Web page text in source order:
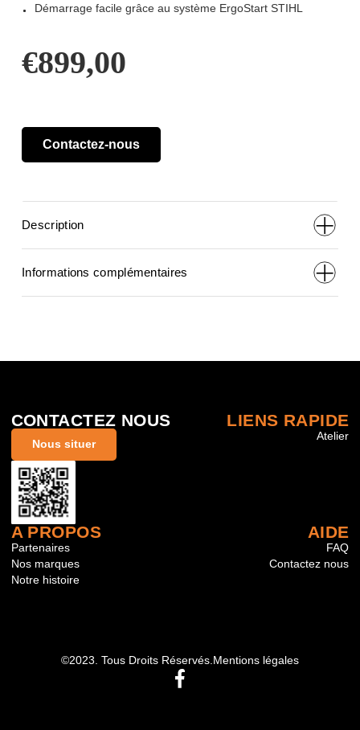
Démarrage facile grâce au système ErgoStart STIHL
€899,00
Contactez-nous
Description
Informations complémentaires
CONTACTEZ NOUS
Nous situer
LIENS RAPIDE
Atelier
A PROPOS
Partenaires
Nos marques
Notre histoire
AIDE
FAQ
Contactez nous
©2023. Tous Droits Réservés. Mentions légales